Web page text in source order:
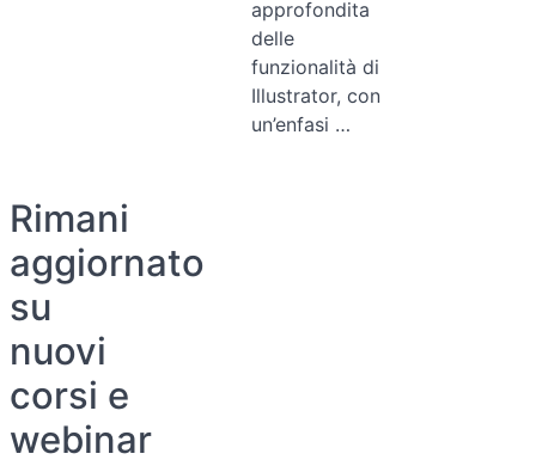
approfondita
delle
funzionalità di
Illustrator, con
un’enfasi …
Rimani
aggiornato
su
nuovi
corsi e
webinar